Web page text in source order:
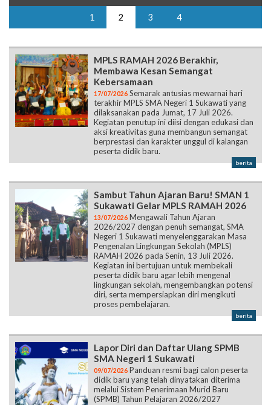
1 2 3 4
MPLS RAMAH 2026 Berakhir,
Membawa Kesan Semangat
Kebersamaan
17/07/2026 Semarak antusias mewarnai hari
terakhir MPLS SMA Negeri 1 Sukawati yang
dilaksanakan pada Jumat, 17 Juli 2026.
Kegiatan penutup ini diisi dengan edukasi dan
aksi kreativitas guna membangun semangat
berprestasi dan karakter unggul di kalangan
peserta didik baru.
berita
Sambut Tahun Ajaran Baru! SMAN 1
Sukawati Gelar MPLS RAMAH 2026
13/07/2026 Mengawali Tahun Ajaran
2026/2027 dengan penuh semangat, SMA
Negeri 1 Sukawati menyelenggarakan Masa
Pengenalan Lingkungan Sekolah (MPLS)
RAMAH 2026 pada Senin, 13 Juli 2026.
Kegiatan ini bertujuan untuk membekali
peserta didik baru agar lebih mengenal
lingkungan sekolah, mengembangkan potensi
diri, serta mempersiapkan diri mengikuti
proses pembelajaran.
berita
Lapor Diri dan Daftar Ulang SPMB
SMA Negeri 1 Sukawati
09/07/2026 Panduan resmi bagi calon peserta
didik baru yang telah dinyatakan diterima
melalui Sistem Penerimaan Murid Baru
(SPMB) Tahun Pelajaran 2026/2027